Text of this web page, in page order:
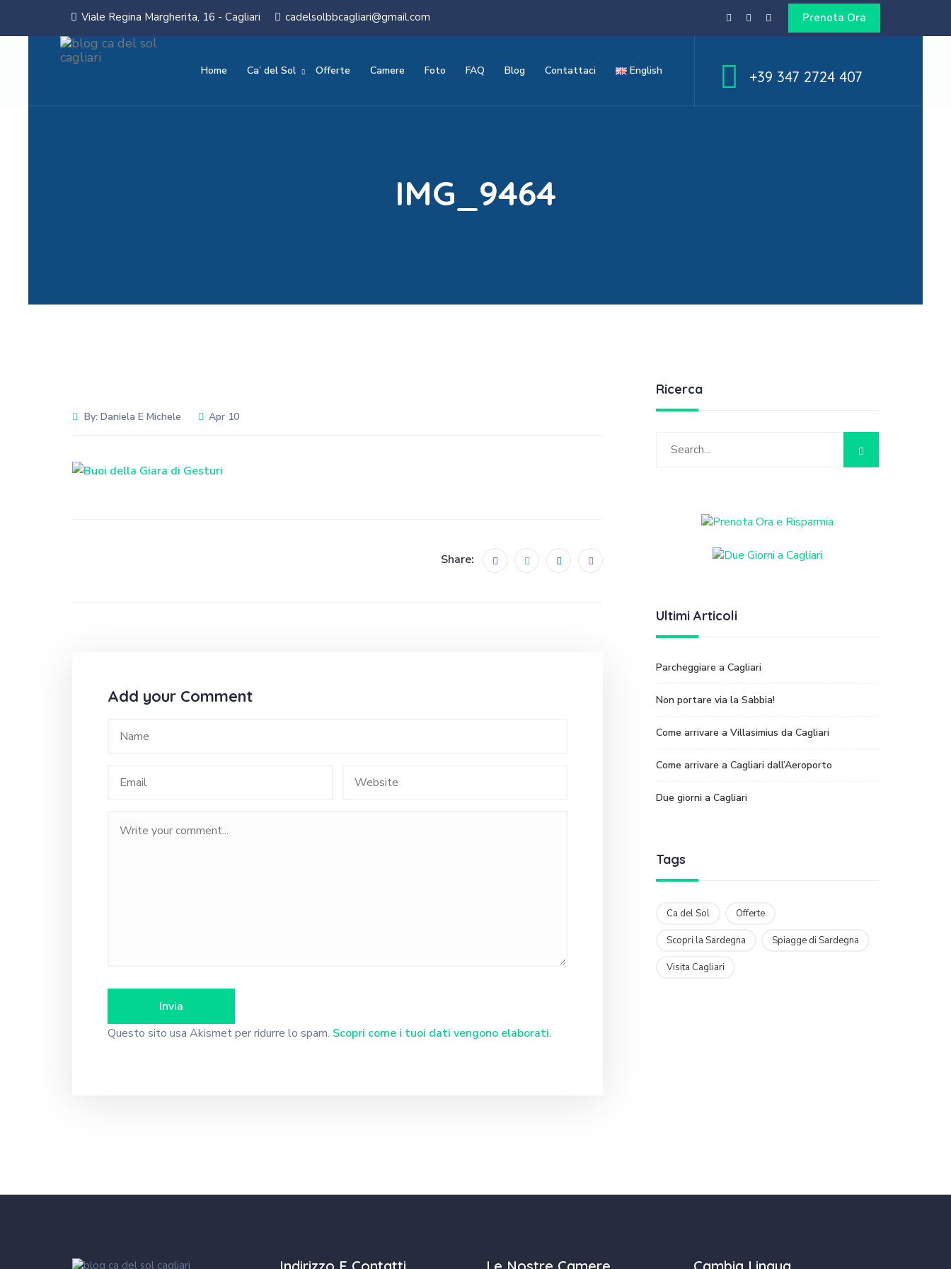
Viale Regina Margherita, 16 - Cagliari cadelsolbbcagliari@gmail.com Prenota Ora
Home Ca’ del Sol Offerte Camere Foto FAQ Blog Contattaci English +39 347 2724 407
IMG_9464
By: Daniela E Michele Apr 10
Share:
Add your Comment
Questo sito usa Akismet per ridurre lo spam. Scopri come i tuoi dati vengono elaborati.
Ricerca
Ultimi Articoli
Parcheggiare a Cagliari
Non portare via la Sabbia!
Come arrivare a Villasimius da Cagliari
Come arrivare a Cagliari dall’Aeroporto
Due giorni a Cagliari
Tags
Ca del Sol Offerte
Scopri la Sardegna Spiagge di Sardegna
Visita Cagliari